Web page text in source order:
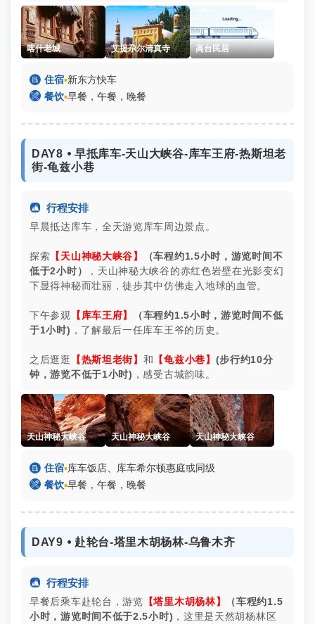
喀什老城 艾提尕尔清真寺 高台民居
 住宿▪新东方快车
 餐饮▪早餐，午餐，晚餐
DAY8 ⦁ 早抵库车-天山大峡谷-库车王府-热斯坦老
街-龟兹小巷
 行程安排
早晨抵达库车，全天游览库车周边景点。
探索 【天山神秘大峡谷】 （车程约1.5小时，游览时间不
低于2小时）
，天山神秘大峡谷的赤红色岩壁在光影变幻
下显得神秘而壮丽，徒步其中仿佛走入地球的血管。
下午参观 【库车王府】 （车程约1.5小时，游览时间不低
于1小时) ，了解最后一任库车王爷的历史。
之后逛逛 【热斯坦老街】 和 【龟兹小巷】 (步行约10分
钟，游览不低于1小时) ，感受古城韵味。
天山神秘大峡谷 天山神秘大峡谷 天山神秘大峡谷
 住宿▪库车饭店、库车希尔顿惠庭或同级
 餐饮▪早餐，午餐，晚餐
DAY9 ⦁ 赴轮台-塔里木胡杨林-乌鲁木齐
 行程安排
早餐后乘车赴轮台，游览 【塔里木胡杨林】
（车程约1.5
小时，游览时间不低于2.5小时) ，这里是天然胡杨林区